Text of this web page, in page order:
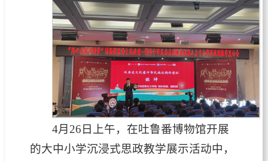
4月26日上午，在吐鲁番博物馆开展
的大中小学沉浸式思政教学展示活动中，